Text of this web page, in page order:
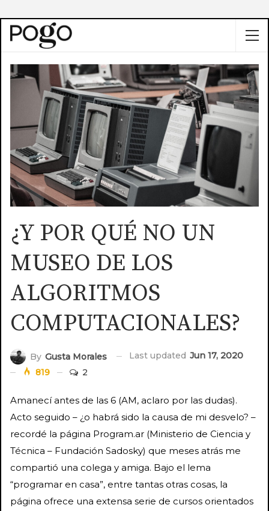
¿Y POR QUÉ NO UN
MUSEO DE LOS
ALGORITMOS
COMPUTACIONALES?
By Gusta Morales Last updated Jun 17, 2020
819
2
Amanecí antes de las 6 (AM, aclaro por las dudas).
Acto seguido – ¿o habrá sido la causa de mi desvelo? –
recordé la página Program.ar (Ministerio de Ciencia y
Técnica – Fundación Sadosky) que meses atrás me
compartió una colega y amiga. Bajo el lema
“programar en casa”, entre tantas otras cosas, la
página ofrece una extensa serie de cursos orientados